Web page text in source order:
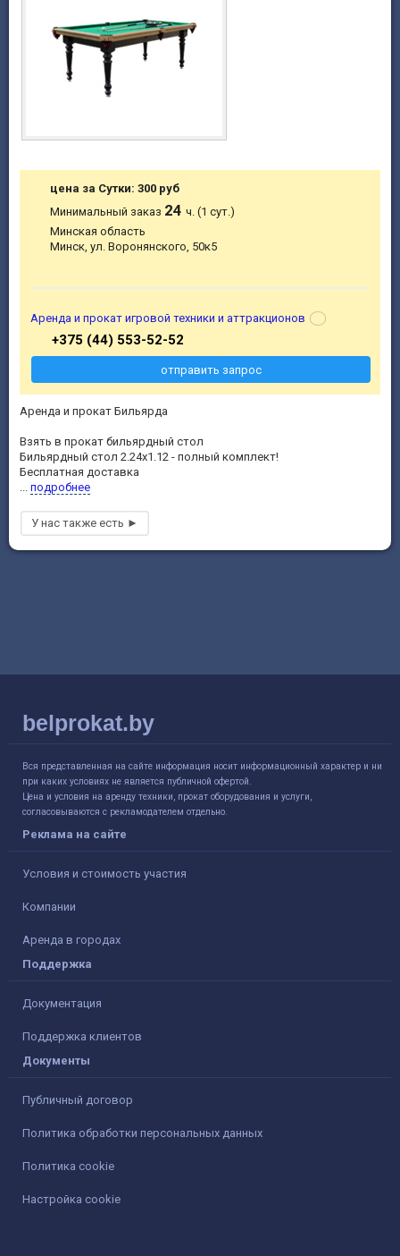
Аренда и прокат Бильярда
Взять в прокат бильярдный стол
Бильярдный стол 2.24х1.12 - полный комплект!
Бесплатная доставка
... подробнее
цена за Сутки: 300 руб
Минимальный заказ 24ч. (1 сут.)
Минская область
Минск, ул. Воронянского, 50к5
Аренда и прокат игровой техники и аттракционов
+375 (44) 553-52-52
отправить запрос
belprokat.by
Вся представленная на сайте информация носит информационный характер и ни
при каких условиях не является публичной офертой.
Цена и условия на аренду техники, прокат оборудования и услуги,
согласовываются с рекламодателем отдельно.
Реклама на сайте
Условия и стоимость участия
Компании
Аренда в городах
Поддержка
Документация
Поддержка клиентов
Документы
Публичный договор
Политика обработки персональных данных
Политика cookie
Настройка cookie